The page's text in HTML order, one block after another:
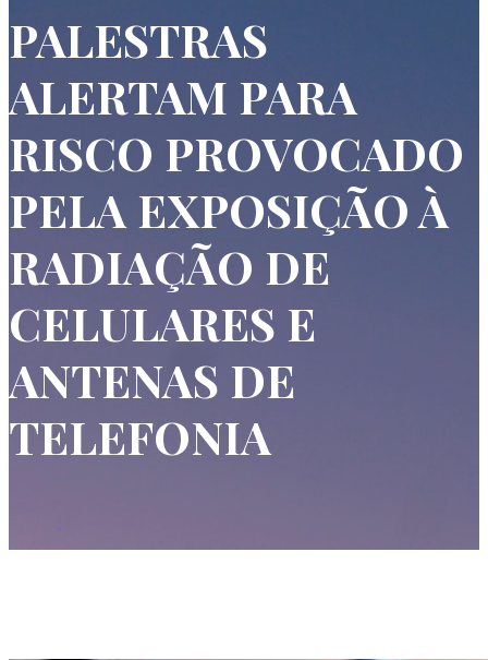
PALESTRAS
ALERTAM PARA
RISCO PROVOCADO
PELA EXPOSIÇÃO À
RADIAÇÃO DE
CELULARES E
ANTENAS DE
TELEFONIA